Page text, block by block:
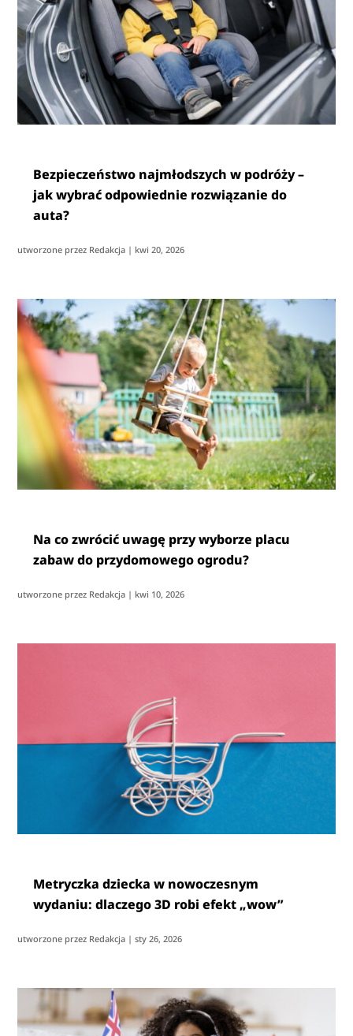
Bezpieczeństwo najmłodszych w podróży –
jak wybrać odpowiednie rozwiązanie do
auta?
utworzone przez Redakcja | kwi 20, 2026
Na co zwrócić uwagę przy wyborze placu
zabaw do przydomowego ogrodu?
utworzone przez Redakcja | kwi 10, 2026
Metryczka dziecka w nowoczesnym
wydaniu: dlaczego 3D robi efekt „wow”
utworzone przez Redakcja |sty 26, 2026